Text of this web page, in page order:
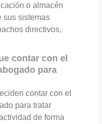
o almacén
sus sistemas
directivos,
contar con el
para
contar con el
para tratar
de forma